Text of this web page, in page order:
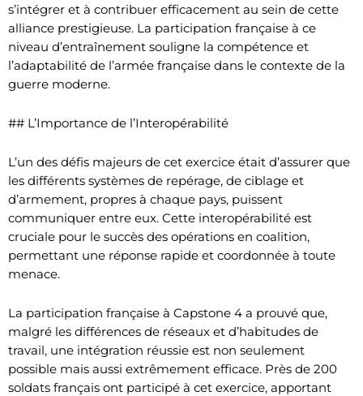
s’intégrer et à contribuer efficacement au sein de cette
alliance prestigieuse. La participation française à ce
niveau d’entraînement souligne la compétence et
l’adaptabilité de l’armée française dans le contexte de la
guerre moderne.
## L’Importance de l’Interopérabilité
L’un des défis majeurs de cet exercice était d’assurer que
les différents systèmes de repérage, de ciblage et
d’armement, propres à chaque pays, puissent
communiquer entre eux. Cette interopérabilité est
cruciale pour le succès des opérations en coalition,
permettant une réponse rapide et coordonnée à toute
menace.
La participation française à Capstone 4 a prouvé que,
malgré les différences de réseaux et d’habitudes de
travail, une intégration réussie est non seulement
possible mais aussi extrêmement efficace. Près de 200
soldats français ont participé à cet exercice, apportant